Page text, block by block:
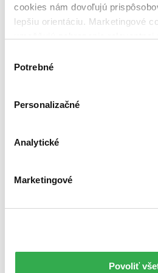
cookies nám dovoľujú
lepšiu orientáciu. Marketingové
keby sme mohli používať všetky
súhlasu
Potrebné
Personalizačné
Analytické
Marketingové
Povoliť